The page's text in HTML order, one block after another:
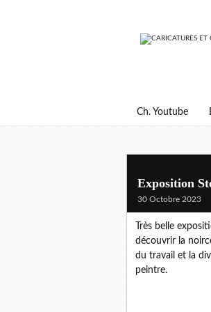
Ch. Youtube
Exposition
30 Octobre 2023
Très belle
découvrir la
du travail et la
peintre.